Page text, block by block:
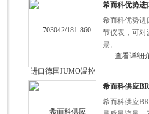
希而科优势进
希而科优势进
节仪表，可对
景。
查看详细
希而科供应
希而科供应